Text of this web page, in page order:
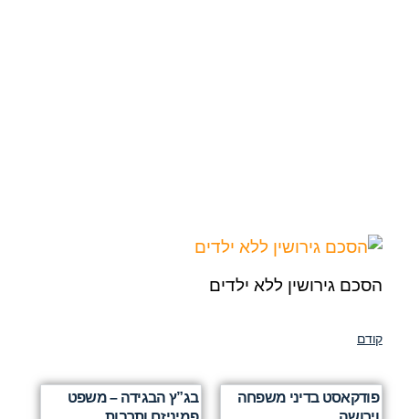
הסכם גירושין ללא ילדים
קודם
פודקאסט בדיני משפחה
בג”ץ הבגידה – משפט